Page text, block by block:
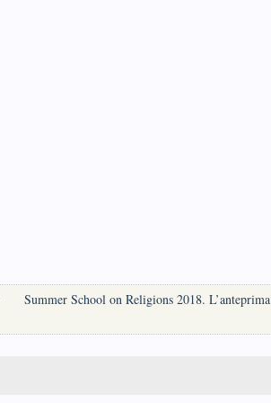
Summer School on Religions 2018.